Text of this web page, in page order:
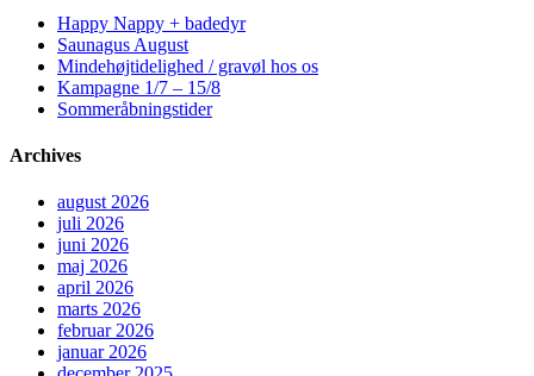
Happy Nappy + badedyr
Saunagus August
Mindehøjtidelighed / gravøl hos os
Kampagne 1/7 – 15/8
Sommeråbningstider
Archives
august 2026
juli 2026
juni 2026
maj 2026
april 2026
marts 2026
februar 2026
januar 2026